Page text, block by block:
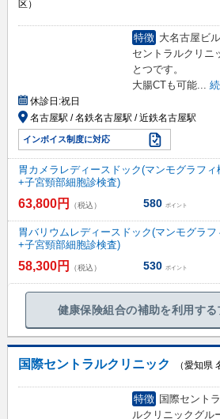
区）
特徴 大名古屋ビ
セントラルクリニ
とつです。
大腸CTも可能...
休診日:祝日
名古屋駅 / 名鉄名古屋駅 / 近鉄名古屋駅
インボイス制度に対応
胃カメラレディースドック(マンモグラフ
+子宮頸部細胞診検査)
63,800円 （税込） 580 ポイント
胃バリウムレディースドック(マンモグラ
+子宮頸部細胞診検査)
58,300円 （税込） 530 ポイント
健康保険組合の補助を利用す
国際セントラルクリニック
（愛知県
特徴 国際セント
ルクリニックグル